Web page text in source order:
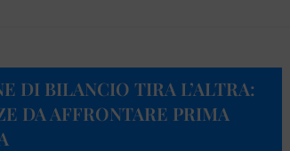
DI BILANCIO TIRA L’ALTRA:
DA AFFRONTARE PRIMA